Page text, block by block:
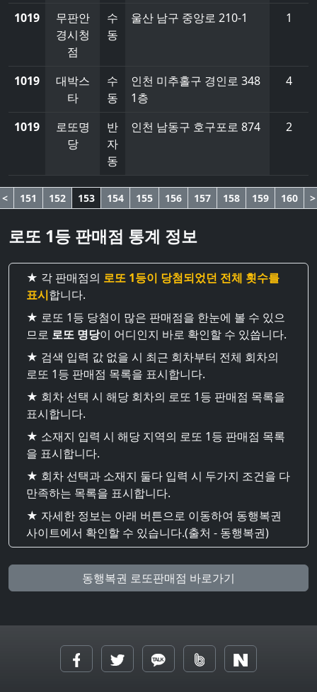
1019
무판안
경시청
점
수
동
울산 남구 중앙로 210-1 1
1019
대박스
타
수
동
인천 미추홀구 경인로 348
1층
4
1019
로또명
당
반
자
동
인천 남동구 호구포로 874 2
< 151 152 153 154 155 156 157 158 159 160 >
로또 1등 판매점 통계 정보
★ 각 판매점의 로또 1등이 당첨되었던 전체 횟수를
표시합니다.
★ 로또 1등 당첨이 많은 판매점을 한눈에 볼 수 있으
므로 로또 명당이 어디인지 바로 확인할 수 있씁니다.
★ 검색 입력 값 없을 시 최근 회차부터 전체 회차의
로또 1등 판매점 목록을 표시합니다.
★ 회차 선택 시 해당 회차의 로또 1등 판매점 목록을
표시합니다.
★ 소재지 입력 시 해당 지역의 로또 1등 판매점 목록
을 표시합니다.
★ 회차 선택과 소재지 둘다 입력 시 두가지 조건을 다
만족하는 목록을 표시합니다.
★ 자세한 정보는 아래 버튼으로 이동하여 동행복권
사이트에서 확인할 수 있습니다.(출처 - 동행복권)
동행복권 로또판매점 바로가기